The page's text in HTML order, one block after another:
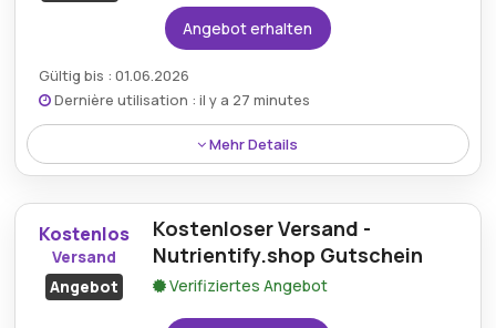
Angebot erhalten
Gültig bis : 01.06.2026
Dernière utilisation : il y a 27 minutes
Mehr Details
den Nutrientify-Rabatt.
Mindestkaufbetrag:Kein Minimum erforderlich
Kostenlos
Versand
Angebot
Kostenloser Versand -
Nutrientify.shop Gutschein
Verifiziertes Angebot